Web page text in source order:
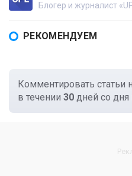
Блогер и журналист
РЕКОМЕНДУЕМ
Комментировать статьи
в течении 30 дней со дня